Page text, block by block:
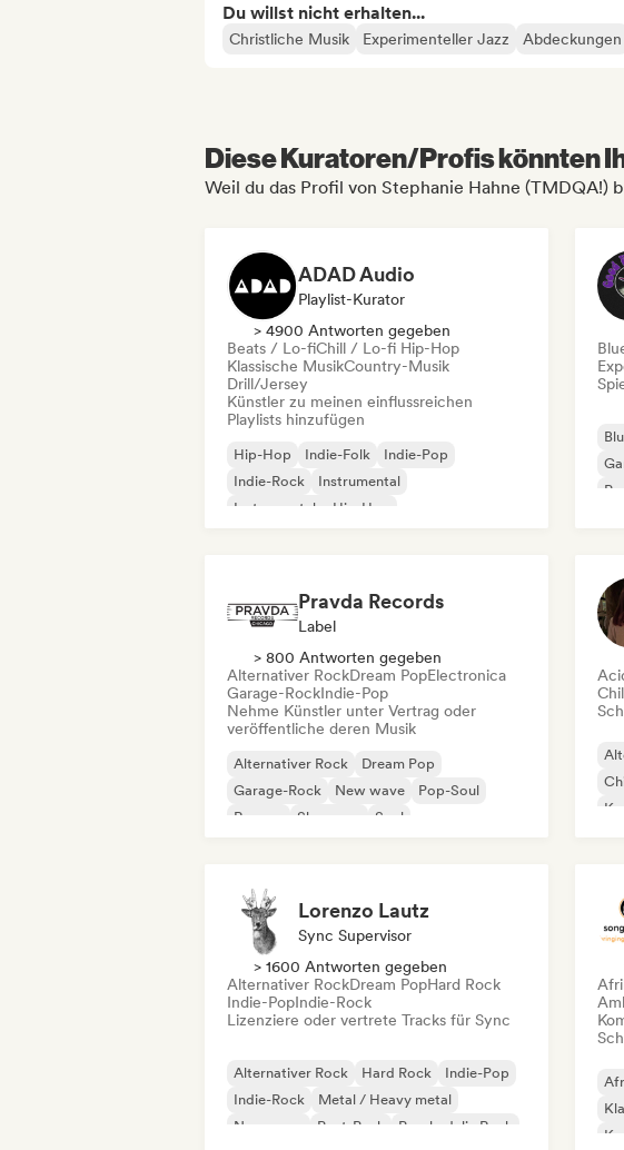
Du willst nicht erhalten...
Christliche Musik Experimenteller Jazz Abdeckungen
Diese Kuratoren/Profis könnten
Weil du das Profil von Stephanie Hahne (TMDQA!)
ADAD Audio
Playlist-Kurator
> 4900 Antworten gegeben
Beats / Lo-fiChill / Lo-fi Hip-Hop
Klassische MusikCountry-Musik
Drill/Jersey
Künstler zu meinen einflussreichen
Playlists hinzufügen
Hip-Hop Indie-Folk
Indie-Pop
Indie-Rock
Instrumental
Instrumentaler Hip-Hop
Pravda Records
Label
> 800 Antworten gegeben
Alternativer RockDream PopElectronica
Garage-RockIndie-Pop
Nehme Künstler unter Vertrag oder
veröffentliche deren Musik
Alternativer Rock
Dream Pop
Garage-Rock
New wave
Pop-Soul
Reggae
Shoegaze Soul
Lorenzo Lautz
Sync Supervisor
> 1600 Antworten gegeben
Alternativer RockDream PopHard Rock
Indie-PopIndie-Rock
Lizenziere oder vertrete Tracks für Sync
Alternativer Rock Hard Rock
Indie-Pop
Indie-Rock
Metal / Heavy metal
New wave
Post-Punk Psychedelic Rock